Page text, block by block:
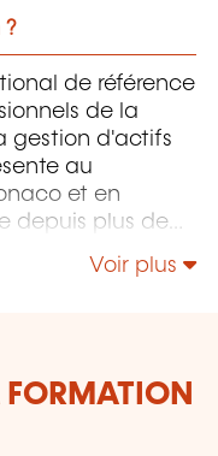
?
de référence
de la
gestion d'actifs
au
et en
depuis plus de
dans le
de leurs
Foyer,
nombreux
Voir plus
FORMATION